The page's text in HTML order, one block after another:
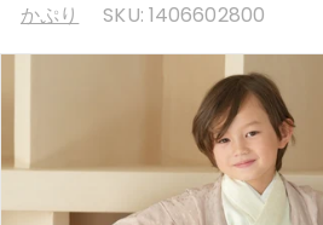
かぷり
SKU: 1406602800